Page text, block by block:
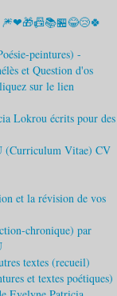
🎆❤🎁📠📚🏪😂😢🍀
peintures) -
et Question d'os
sur le lien
Lokrou écrits pour des
(Curriculum Vitae) CV
et la révision de vos
chronique) par
textes (recueil)
et textes poétiques)